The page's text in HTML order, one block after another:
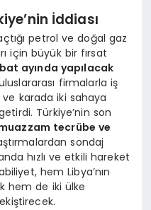
İddiası
petrol ve doğal gaz
için büyük bir fırsat
ayında yapılacak
firmalarla iş
karada iki sahaya
Türkiye’nin son
tecrübe ve
sondaj
hızlı ve etkili hareket
hem Libya’nın
hem de iki ülke